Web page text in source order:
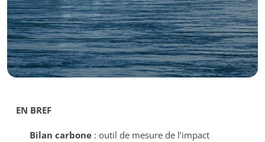
EN BREF
Bilan carbone: outil de mesure de l’impact